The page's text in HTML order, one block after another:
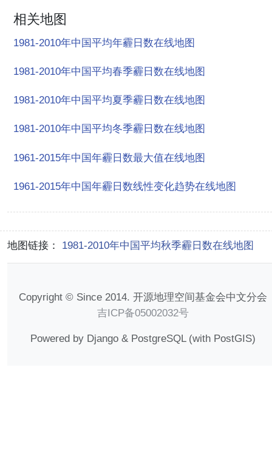
相关地图
1981-2010年中国平均年霾日数在线地图
1981-2010年中国平均春季霾日数在线地图
1981-2010年中国平均夏季霾日数在线地图
1981-2010年中国平均冬季霾日数在线地图
1961-2015年中国年霾日数最大值在线地图
1961-2015年中国年霾日数线性变化趋势在线地图
地图链接： 1981-2010年中国平均秋季霾日数在线地图
Copyright © Since 2014. 开源地理空间基金会中文分会
吉ICP备05002032号
Powered by Django & PostgreSQL (with PostGIS)